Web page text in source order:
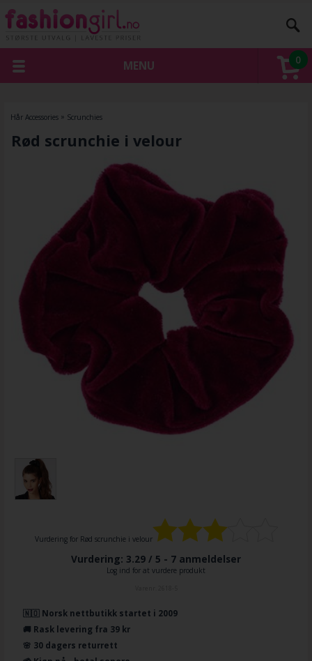
0
MENU
Hår Accessories » Scrunchies
Rød scrunchie i velour
Vurdering for Rød scrunchie i velour
Vurdering: 3.29 / 5 - 7 anmeldelser
Log ind for at vurdere produkt
🇳🇴 Norsk nettbutikk startet i 2009
🚚 Rask levering fra 39 kr
🌸 30 dagers returrett